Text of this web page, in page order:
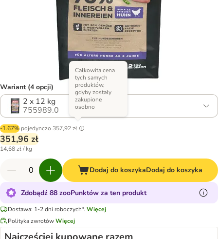
Wariant (4 opcji)
2 x 12 kg
755989.0
-1.67% pojedynczo 357,92 zł
Całkowita cena
tych samych
produktów,
gdyby zostały
zakupione
osobno
351,96 zł
14,68 zł / kg
Dodaj do koszykaDodaj do koszyka
Zdobądź 88 zooPunktów za ten produkt
Dostawa: 1-2 dni roboczych*. Więcej
Polityka zwrotówWięcej